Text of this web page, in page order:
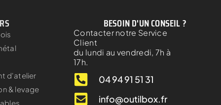
d'atelier
& levage
BESOIN D'UN CONSEIL ?
Contacter notre Service
Client
du lundi au vendredi, 7h à
17h.
04 94 91 51 31
info@outilbox.fr